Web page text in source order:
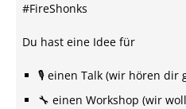
#FireShonks
Du hast eine Idee für
🎙️ einen Talk (wir hören dir
🔧 einen Workshop (wir